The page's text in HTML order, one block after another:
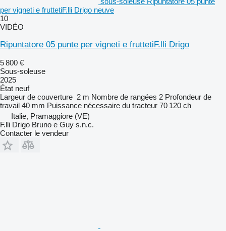
per vigneti e fruttetiF.lli Drigo neuve
10
VIDÉO
Ripuntatore 05 punte per vigneti e fruttetiF.lli Drigo
5 800 €
Sous-soleuse
2025
État neuf
Largeur de couverture 2 m Nombre de rangées 2 Profondeur de
travail 40 mm Puissance nécessaire du tracteur 70 120 ch
Italie, Pramaggiore (VE)
F.lli Drigo Bruno e Guy s.n.c.
Contacter le vendeur